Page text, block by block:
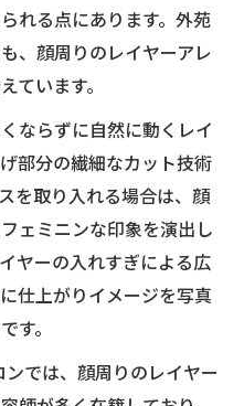
れる点にあります。外苑
、顔周りのレイヤーアレ
ています。
ならずに自然に動くレイ
部分の繊細なカット技術
を取り入れる場合は、顔
ェミニンな印象を演出し
ヤーの入れすぎによる広
仕上がりイメージを写真
す。
では、顔周りのレイヤー